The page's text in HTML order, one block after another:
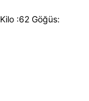
:62 Göğüs: